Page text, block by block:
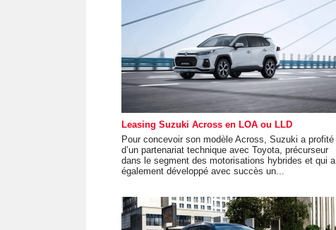
Leasing Suzuki Across en LOA ou LLD
Pour concevoir son modèle Across, Suzuki a profité
d’un partenariat technique avec Toyota, précurseur
dans le segment des motorisations hybrides et qui a
également développé avec succès un...